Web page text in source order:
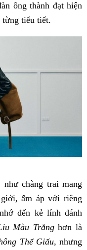
ông thành đạt hiện
tiểu tiết.
chàng trai mang
ấm áp với riêng
đến kẻ lính đánh
Màu Trắnghơn là
Thể Giấu, nhưng